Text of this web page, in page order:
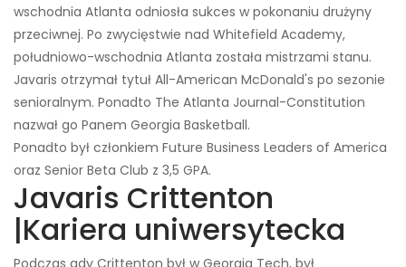
wschodnia Atlanta odniosła sukces w pokonaniu drużyny
przeciwnej. Po zwycięstwie nad Whitefield Academy,
południowo-wschodnia Atlanta została mistrzami stanu.
Javaris otrzymał tytuł All-American McDonald's po sezonie
senioralnym. Ponadto The Atlanta Journal-Constitution
nazwał go Panem Georgia Basketball.
Ponadto był członkiem Future Business Leaders of America
oraz Senior Beta Club z 3,5 GPA.
Javaris Crittenton
|Kariera uniwersytecka